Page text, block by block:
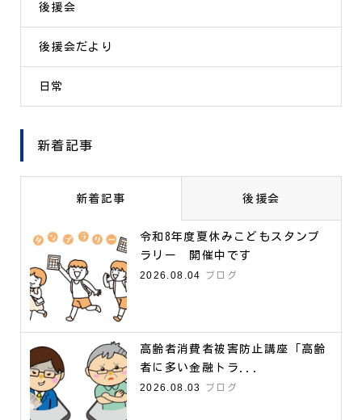
後援会
後援会だより
日常
新着記事
新着記事 後援会
令和8年度夏休みこどもスタンプ
ラリー 開催中です
2026.08.04
ブログ
高齢者消費者被害防止講座「高齢
者に多い金融トラ...
2026.08.03
ブログ